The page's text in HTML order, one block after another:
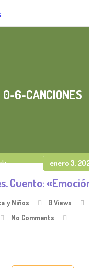
0-6-CANCIONES
enero 3,
Cuento:
y Niños 0 Views
No Comments